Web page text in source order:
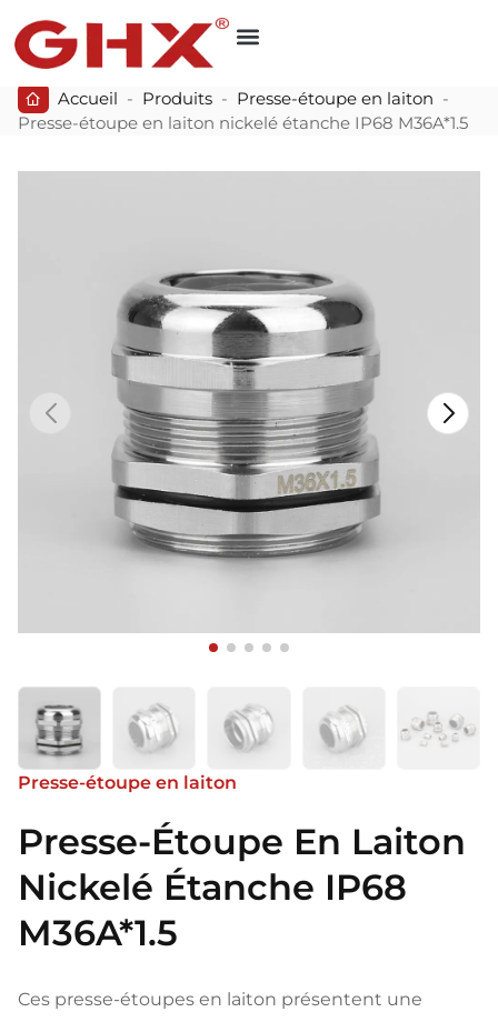
Accueil - Produits - Presse-étoupe en laiton -
Presse-étoupe en laiton nickelé étanche IP68 M36A*1.5
Presse-étoupe en laiton
Presse-Étoupe En Laiton
Nickelé Étanche IP68
M36A*1.5
Ces presse-étoupes en laiton présentent une